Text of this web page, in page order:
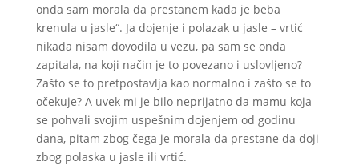
onda sam morala da prestanem kada je beba
krenula u jasle“. Ja dojenje i polazak u jasle – vrtić
nikada nisam dovodila u vezu, pa sam se onda
zapitala, na koji način je to povezano i uslovljeno?
Zašto se to pretpostavlja kao normalno i zašto se to
očekuje? A uvek mi je bilo neprijatno da mamu koja
se pohvali svojim uspešnim dojenjem od godinu
dana, pitam zbog čega je morala da prestane da doji
zbog polaska u jasle ili vrtić.